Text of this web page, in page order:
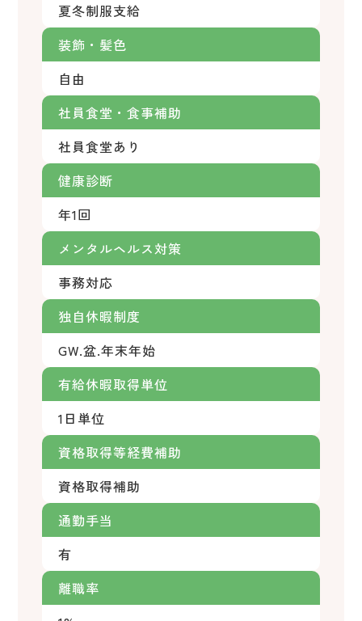
夏冬制服支給
装飾・髪色
自由
社員食堂・食事補助
社員食堂あり
健康診断
年1回
メンタルヘルス対策
事務対応
独自休暇制度
GW.盆.年末年始
有給休暇取得単位
1日単位
資格取得等経費補助
資格取得補助
通勤手当
有
離職率